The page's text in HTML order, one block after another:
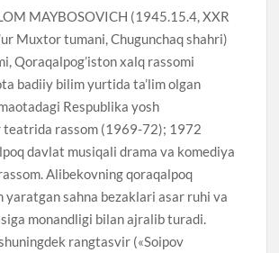
MAYBOSOVICH (1945.15.4, XXR
Muxtor tumani, Chugunchaq shahri)
Qoraqalpog’iston xalq rassomi
badiiy bilim yurtida ta’lim olgan
Respublika yosh
teatrida rassom (1969-72); 1972
davlat musiqali drama va komediya
Alibekovning qoraqalpoq
sahna bezaklari asar ruhi va
monandligi bilan ajralib turadi.
rangtasvir («Soipov